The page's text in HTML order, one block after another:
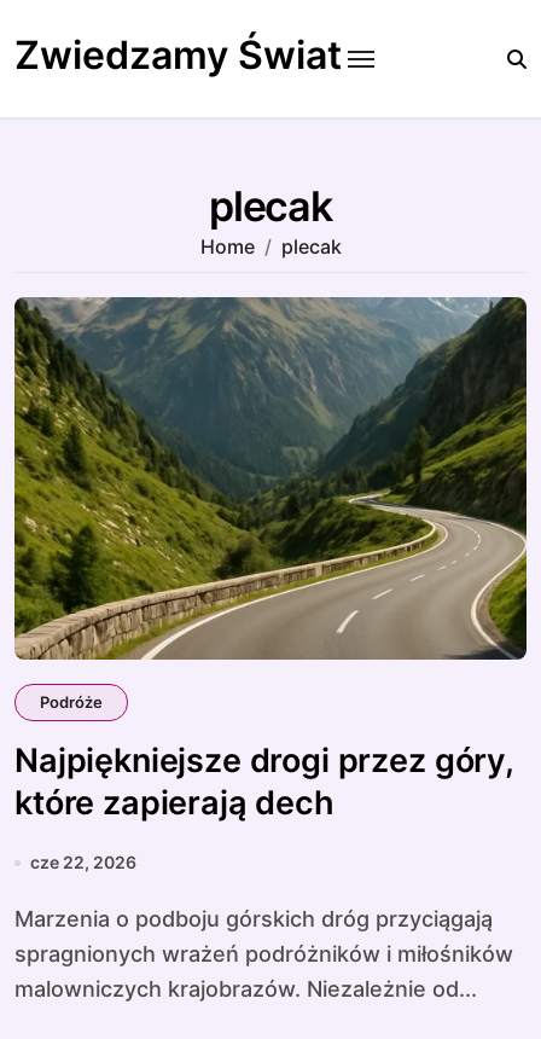
to
content
Zwiedzamy Świat
plecak
Home plecak
Podróże
Najpiękniejsze drogi przez góry,
które zapierają dech
cze 22, 2026
Marzenia o podboju górskich dróg przyciągają
spragnionych wrażeń podróżników i miłośników
malowniczych krajobrazów. Niezależnie od...